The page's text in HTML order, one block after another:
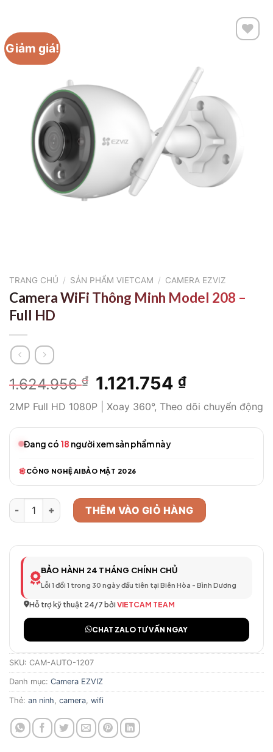
Giảm giá!
TRANG CHỦ / SẢN PHẨM VIETCAM / CAMERA EZVIZ
Camera WiFi Thông Minh Model 208 –
Full HD
1.624.956₫
Giá
gốc
là:
1.624.956 ₫.
1.121.754 ₫Giá
tại
là:
2MP Full HD 1080P | Xoay 360°, Theo dõi chuyển động
Đang có 18 người xem sản phẩm này
CÔNG NGHỆ AIBẢO MẬT 2026
Camera WiFi Thông Minh Model 208 – Full HD số lượng
THÊM VÀO GIỎ HÀNG
BẢO HÀNH 24 THÁNG CHÍNH CHỦ
Lỗi 1 đổi 1 trong 30 ngày đầu tiên tại Biên Hòa - Bình Dương
Hỗ trợ kỹ thuật 24/7 bởi VIETCAM TEAM
CHAT ZALO TƯ VẤN NGAY
SKU: CAM-AUTO-1207
Danh mục: Camera EZVIZ
Thẻ: an ninh camera wifi